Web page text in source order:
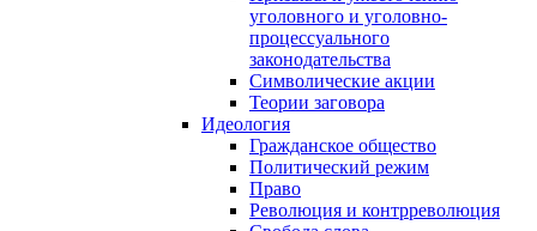
уголовного и уголовно-
процессуального
законодательства
Символические акции
Теории заговора
Идеология
Гражданское общество
Политический режим
Право
Революция и контрреволюция